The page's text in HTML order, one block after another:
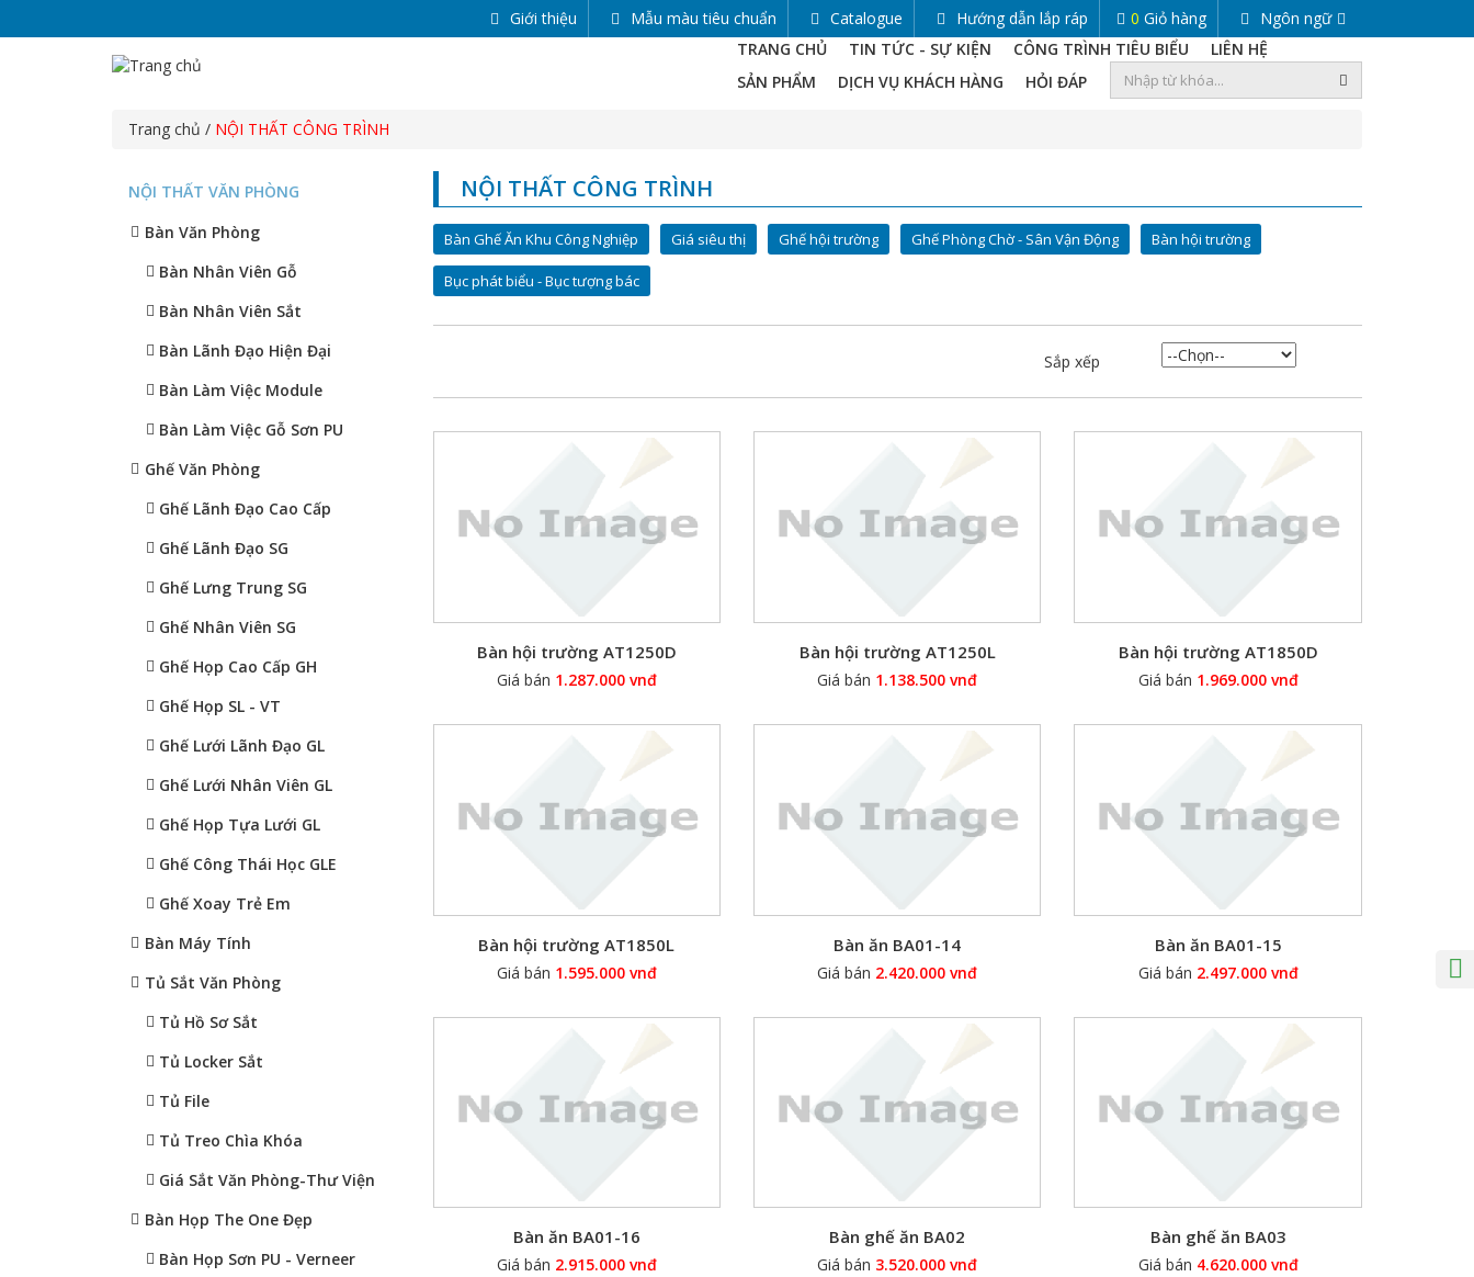
Giới thiệu Mẫu màu tiêu chuẩn Catalogue Hướng dẫn lắp ráp 0 Giỏ hàng
Ngôn ngữ
TRANG CHỦ
TIN TỨC - SỰ KIỆN CÔNG TRÌNH TIÊU BIỂU
LIÊN HỆ
SẢN PHẨM
DỊCH VỤ KHÁCH HÀNG HỎI ĐÁP
Trang chủ / NỘI THẤT CÔNG TRÌNH
NỘI THẤT CÔNG TRÌNH
Bàn Ghế Ăn Khu Công Nghiệp Giá siêu thị Ghế hội trường Ghế Phòng Chờ - Sân Vận Động Bàn hội trường
Bục phát biểu - Bục tượng bác
Sắp xếp
Bàn hội trường AT1250D
Giá bán 1.287.000 vnđ
Bàn hội trường AT1250L
Giá bán 1.138.500 vnđ
Bàn hội trường AT1850D
Giá bán 1.969.000 vnđ
Bàn hội trường AT1850L
Giá bán 1.595.000 vnđ
Bàn ăn BA01-14
Giá bán 2.420.000 vnđ
Bàn ăn BA01-15
Giá bán 2.497.000 vnđ
Bàn ăn BA01-16
Giá bán 2.915.000 vnđ
Bàn ghế ăn BA02
Giá bán 3.520.000 vnđ
Bàn ghế ăn BA03
Giá bán 4.620.000 vnđ
NỘI THẤT VĂN PHÒNG
Bàn Văn Phòng
Bàn Nhân Viên Gỗ
Bàn Nhân Viên Sắt
Bàn Lãnh Đạo Hiện Đại
Bàn Làm Việc Module
Bàn Làm Việc Gỗ Sơn PU
Ghế Văn Phòng
Ghế Lãnh Đạo Cao Cấp
Ghế Lãnh Đạo SG
Ghế Lưng Trung SG
Ghế Nhân Viên SG
Ghế Họp Cao Cấp GH
Ghế Họp SL - VT
Ghế Lưới Lãnh Đạo GL
Ghế Lưới Nhân Viên GL
Ghế Họp Tựa Lưới GL
Ghế Công Thái Học GLE
Ghế Xoay Trẻ Em
Bàn Máy Tính
Tủ Sắt Văn Phòng
Tủ Hồ Sơ Sắt
Tủ Locker Sắt
Tủ File
Tủ Treo Chìa Khóa
Giá Sắt Văn Phòng-Thư Viện
Bàn Họp The One Đẹp
Bàn Họp Sơn PU - Verneer